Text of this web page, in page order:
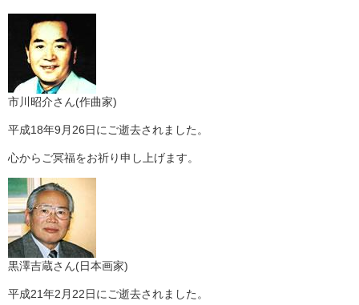
市川昭介さん(作曲家)
平成18年9月26日にご逝去されました。
心からご冥福をお祈り申し上げます。
黒澤吉蔵さん(日本画家)
平成21年2月22日にご逝去されました。